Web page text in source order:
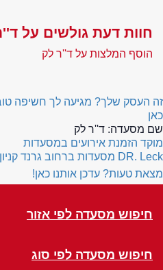
חוות דעת גולשים על
הוסף המלצות על ד''ר לק
זה העסק שלך? מגיעה לך חשיפה
כאן
שם מסעדה: ד''ר לק
מוקד הזמנת אירועים במסעדות
DR. Leck מסעדות ברחוב גרנד
מצאת טעות? עדכן אותנו כאן!
חיפוש מסעדה לפי אזור
חיפוש מסעדה לפי סוג